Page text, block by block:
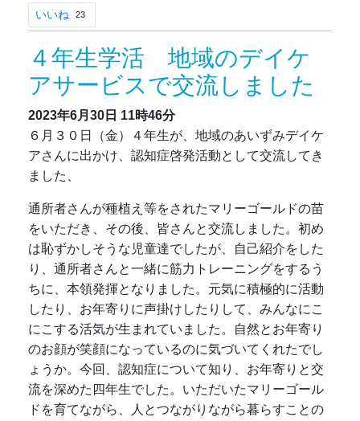
いいね 23
４年生学活 地域のデイケ
アサービスで交流しました
2023年6月30日 11時46分
６月３０日（金）４年生が、地域のあいずみデイケ
アさんに出かけ、認知症啓発活動として交流してき
ました、
通所者さんが種植え等をされたマリーゴールドの苗
をいただき、その後、皆さんと交流しました。初め
は恥ずかしそうな児童達でしたが、自己紹介をした
り、通所者さんと一緒に筋力トレーニングをするう
ちに、本領発揮となりました。元気に積極的に活動
したり、お年寄りに声掛けしたりして、みんなにこ
にこする活気が生まれていました。自然とお年寄り
のお顔が笑顔になっているのに気づいてくれたでし
ょうか。今回、認知症について知り、お年寄りと交
流を深めた四年生でした。いただいたマリーゴール
ドを育てながら、人とつながりながら暮らすことの